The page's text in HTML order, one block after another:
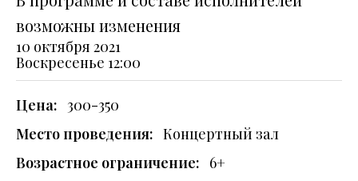
возможны изменения
10 октября 2021
Воскресенье 12:00
Цена: 300-350
Место проведения: Концертный зал
Возрастное ограничение: 6+